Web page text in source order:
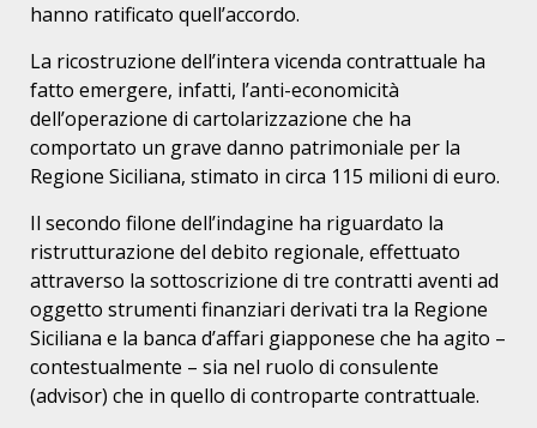
hanno ratificato quell’accordo.
La ricostruzione dell’intera vicenda contrattuale ha
fatto emergere, infatti, l’anti-economicità
dell’operazione di cartolarizzazione che ha
comportato un grave danno patrimoniale per la
Regione Siciliana, stimato in circa 115 milioni di euro.
Il secondo filone dell’indagine ha riguardato la
ristrutturazione del debito regionale, effettuato
attraverso la sottoscrizione di tre contratti aventi ad
oggetto strumenti finanziari derivati tra la Regione
Siciliana e la banca d’affari giapponese che ha agito –
contestualmente – sia nel ruolo di consulente
(advisor) che in quello di controparte contrattuale.